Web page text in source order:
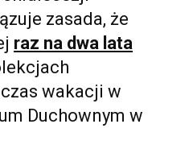
zasada, że
raz na dwa lata
wakacji w
Duchownym w